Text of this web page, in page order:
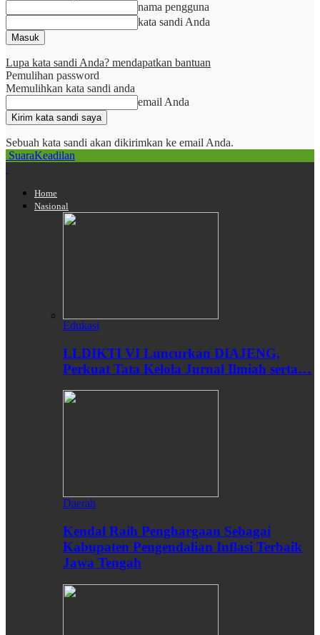
nama pengguna
kata sandi Anda
Lupa kata sandi Anda? mendapatkan bantuan
Pemulihan password
Memulihkan kata sandi anda
email Anda
Sebuah kata sandi akan dikirimkan ke email Anda.
SuaraKeadilan
Home
Nasional
Edukasi
LLDIKTI VI Luncurkan DIAJENG,
Perkuat Tata Kelola Jurnal Ilmiah serta…
Daerah
Kendal Raih Penghargaan Sebagai
Kabupaten Pengendalian Inflasi Terbaik
Jawa Tengah